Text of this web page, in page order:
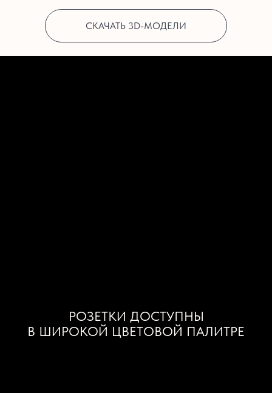
СКАЧАТЬ 3D-МОДЕЛИ
РОЗЕТКИ ДОСТУПНЫ
В ШИРОКОЙ ЦВЕТОВОЙ ПАЛИТРЕ